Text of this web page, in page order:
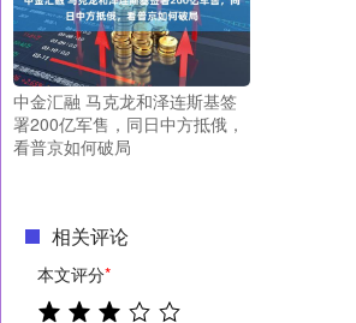
中金汇融 马克龙和泽连斯基签
署200亿军售，同日中方抵俄，
看普京如何破局
相关评论
本文评分*